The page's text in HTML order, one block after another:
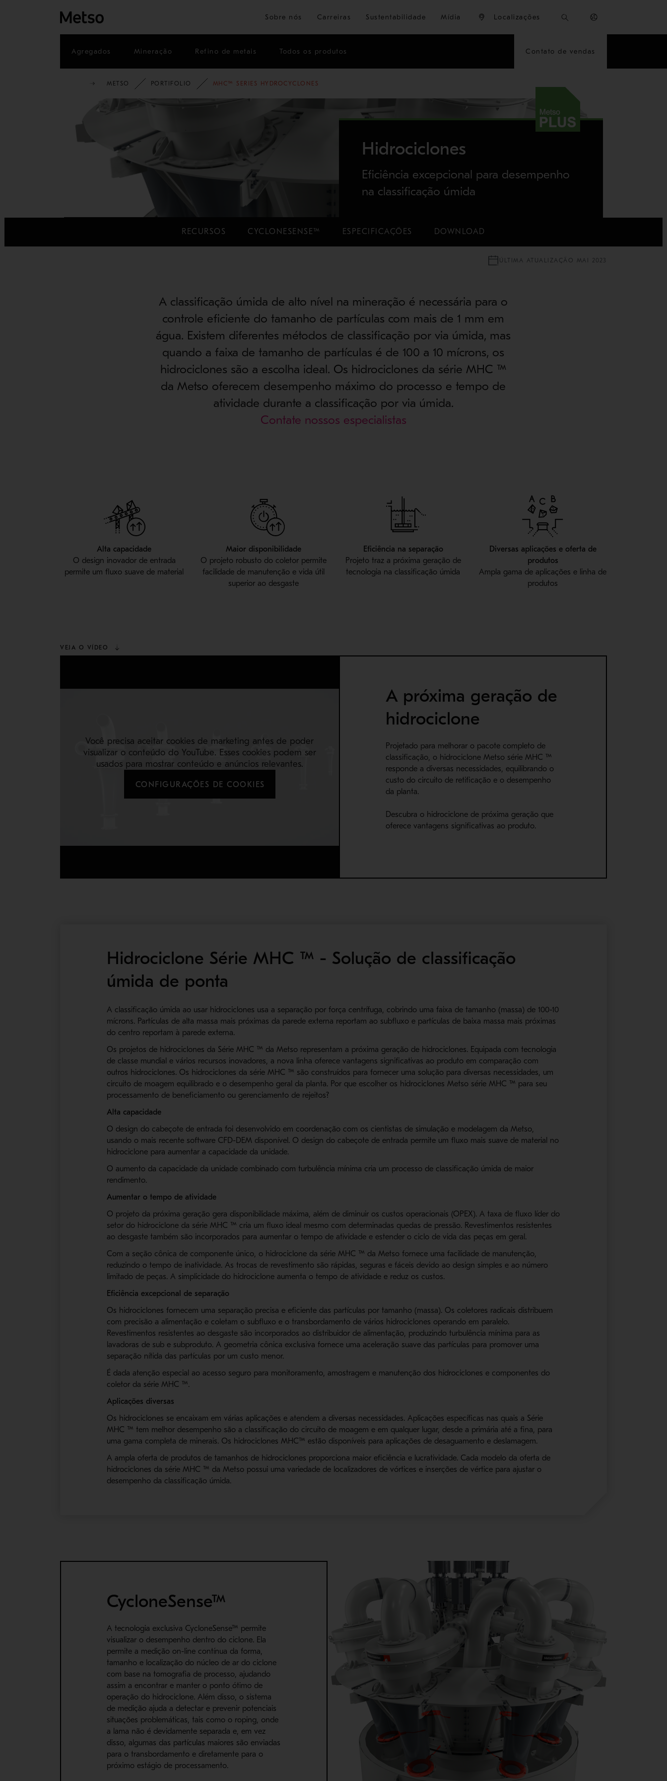
Ir para o conteúdo principal
Sobre nós Carreiras Sustentabilidade Mídia Localizações
Agregados Mineração Refino de metais Todos os produtos Contato de vendas
METSO PORTIFOLIO MHC™ SERIES HYDROCYCLONES
Hidrociclones
Eficiência excepcional para desempenho
na classificação úmida
RECURSOS CYCLONESENSE™ ESPECIFICAÇÕES DOWNLOAD
ÚLTIMA ATUALIZAÇÃO MAI 2023
A classificação úmida de alto nível na mineração é necessária para o
controle eficiente do tamanho de partículas com mais de 1 mm em
água. Existem diferentes métodos de classificação por via úmida, mas
quando a faixa de tamanho de partículas é de 100 a 10 mícrons, os
hidrociclones são a escolha ideal. Os hidrociclones da série MHC ™
da Metso oferecem desempenho máximo do processo e tempo de
atividade durante a classificação por via úmida.
Contate nossos especialistas
Alta capacidade
O design inovador de entrada
permite um fluxo suave de material
Maior disponibilidade
O projeto robusto do coletor permite
facilidade de manutenção e vida útil
superior ao desgaste
Eficiência na separação
Projeto traz a próxima geração de
tecnologia na classificação úmida
Diversas aplicações e oferta de
produtos
Ampla gama de aplicações e linha de
produtos
VEJA O VÍDEO
Você precisa aceitar cookies de marketing antes de poder
visualizar o conteúdo do YouTube. Esses cookies podem ser
usados para mostrar conteúdo e anúncios relevantes.
CONFIGURAÇÕES DE COOKIES
A próxima geração de
hidrociclone
Projetado para melhorar o pacote completo de
classificação, o hidrociclone Metso série MHC ™
responde a diversas necessidades, equilibrando o
custo do circuito de retificação e o desempenho
da planta.
Descubra o hidrociclone de próxima geração que
oferece vantagens significativas ao produto.
Hidrociclone Série MHC ™ - Solução de classificação
úmida de ponta
A classificação úmida ao usar hidrociclones usa a separação por força centrífuga, cobrindo uma faixa de tamanho (massa) de 100-10
mícrons. Partículas de alta massa mais próximas da parede externa reportam ao subfluxo e partículas de baixa massa mais próximas
do centro reportam à parede externa.
Os projetos de hidrociclones da Série MHC ™ da Metso representam a próxima geração de hidrociclones. Equipada com tecnologia
de classe mundial e vários recursos inovadores, a nova linha oferece vantagens significativas ao produto em comparação com
outros hidrociclones. Os hidrociclones da série MHC ™ são construídos para fornecer uma solução para diversas necessidades, um
circuito de moagem equilibrado e o desempenho geral da planta. Por que escolher os hidrociclones Metso série MHC ™ para seu
processamento de beneficiamento ou gerenciamento de rejeitos?
Alta capacidade
O design do cabeçote de entrada foi desenvolvido em coordenação com os cientistas de simulação e modelagem da Metso,
usando o mais recente software CFD-DEM disponível. O design do cabeçote de entrada permite um fluxo mais suave de material no
hidrociclone para aumentar a capacidade da unidade.
O aumento da capacidade da unidade combinado com turbulência mínima cria um processo de classificação úmida de maior
rendimento.
Aumentar o tempo de atividade
O projeto da próxima geração gera disponibilidade máxima, além de diminuir os custos operacionais (OPEX). A taxa de fluxo líder do
setor do hidrociclone da série MHC ™ cria um fluxo ideal mesmo com determinadas quedas de pressão. Revestimentos resistentes
ao desgaste também são incorporados para aumentar o tempo de atividade e estender o ciclo de vida das peças em geral.
Com a seção cônica de componente único, o hidrociclone da série MHC ™ da Metso fornece uma facilidade de manutenção,
reduzindo o tempo de inatividade. As trocas de revestimento são rápidas, seguras e fáceis devido ao design simples e ao número
limitado de peças. A simplicidade do hidrociclone aumenta o tempo de atividade e reduz os custos.
Eficiência excepcional de separação
Os hidrociclones fornecem uma separação precisa e eficiente das partículas por tamanho (massa). Os coletores radicais distribuem
com precisão a alimentação e coletam o subfluxo e o transbordamento de vários hidrociclones operando em paralelo.
Revestimentos resistentes ao desgaste são incorporados ao distribuidor de alimentação, produzindo turbulência mínima para as
lavadoras de sub e subproduto. A geometria cônica exclusiva fornece uma aceleração suave das partículas para promover uma
separação nítida das partículas por um custo menor.
É dada atenção especial ao acesso seguro para monitoramento, amostragem e manutenção dos hidrociclones e componentes do
coletor da série MHC ™.
Aplicações diversas
Os hidrociclones se encaixam em várias aplicações e atendem a diversas necessidades. Aplicações específicas nas quais a Série
MHC ™ tem melhor desempenho são a classificação do circuito de moagem e em qualquer lugar, desde a primária até a fina, para
uma gama completa de minerais. Os hidrociclones MHC™ estão disponíveis para aplicações de desaguamento e deslamagem.
A ampla oferta de produtos de tamanhos de hidrociclones proporciona maior eficiência e lucratividade. Cada modelo da oferta de
hidrociclones da série MHC ™ da Metso possui uma variedade de localizadores de vórtices e inserções de vértice para ajustar o
desempenho da classificação úmida.
CycloneSense™
A tecnologia exclusiva CycloneSense™ permite
visualizar o desempenho dentro do ciclone. Ela
permite a medição on-line contínua da forma,
tamanho e localização do núcleo de ar do ciclone
com base na tomografia de processo, ajudando
assim a encontrar e manter o ponto ótimo de
operação do hidrociclone. Além disso, o sistema
de medição ajuda a detectar e prevenir potenciais
situações problemáticas, tais como o roping, onde
a lama não é devidamente separada e, em vez
disso, algumas das partículas maiores são enviadas
para o transbordamento e diretamente para o
próximo estágio de processamento.